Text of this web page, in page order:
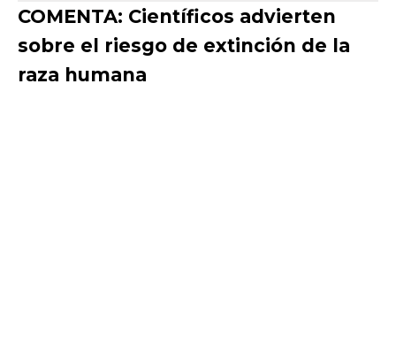
COMENTA: Científicos advierten
sobre el riesgo de extinción de la
raza humana